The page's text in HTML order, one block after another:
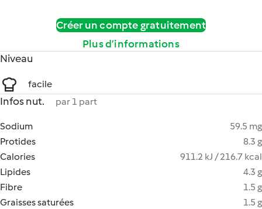
Créer un compte gratuitement
Plus d’informations
Niveau
facile
Infos nut. par 1 part
Sodium
59.5 mg
Protides
8.3 g
Calories
911.2 kJ / 216.7 kcal
Lipides
4.3 g
Fibre
1.5 g
Graisses saturées
1.5 g